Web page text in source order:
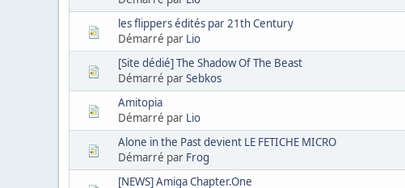
les flippers édités par 21th Century
Démarré par Lio
[Site dédié] The Shadow Of The Beast
Démarré parSebkos
Amitopia
Démarré par Lio
Alone in the Past devient LE FETICHE MICRO
Démarré par Frog
[NEWS] Amiga Chapter.One